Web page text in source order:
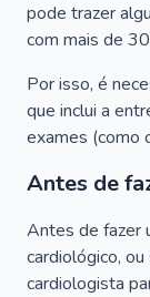
pode trazer
com mais de
Por isso, é
que inclui a
exames (como
Antes de
Antes de fazer
cardiológico,
cardiologista